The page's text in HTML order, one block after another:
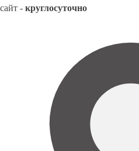
сайт - круглосуточно